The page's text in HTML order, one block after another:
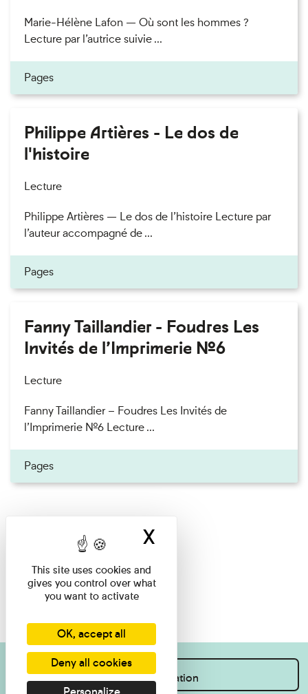
Marie-Hélène Lafon — Où sont les hommes ?
Lecture par l’autrice suivie ...
Pages
Philippe Artières - Le dos de
l'histoire
Lecture
Philippe Artières — Le dos de l’histoire Lecture par
l’auteur accompagné de ...
Pages
Fanny Taillandier - Foudres Les
Invités de l’Imprimerie n°6
Lecture
Fanny Taillandier – Foudres Les Invités de
l’Imprimerie n°6 Lecture ...
Pages
I want information
This site uses cookies and
gives you control over what
you want to activate
OK, accept all
Deny all cookies
X